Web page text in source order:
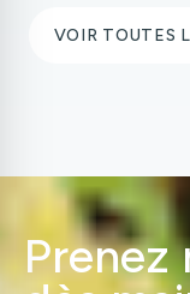
VOIR TOUTES
Prenez